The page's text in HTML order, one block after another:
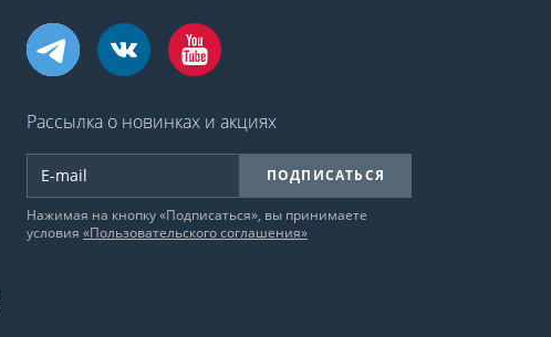
Рассылка о новинках и акциях
ПОДПИСАТЬСЯ
Нажимая на кнопку «Подписаться», вы принимаете
условия «Пользовательского соглашения»